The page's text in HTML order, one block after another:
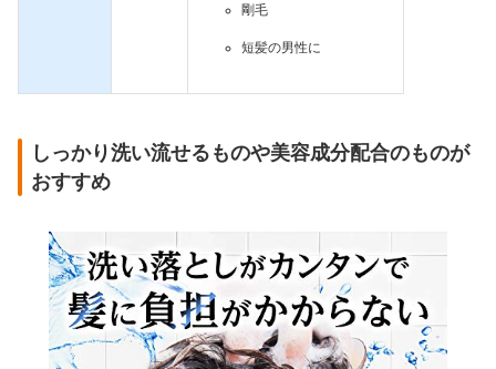
剛毛
短髪の男性に
しっかり洗い流せるものや美容成分配合のものが
おすすめ